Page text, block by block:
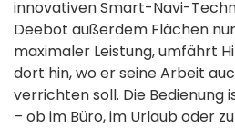
innovativen Smart-Navi-
Deebot außerdem Flächen
maximaler Leistung, umfährt
dort hin, wo er seine Arbeit
verrichten soll. Die Bedienung
– ob im Büro, im Urlaub oder